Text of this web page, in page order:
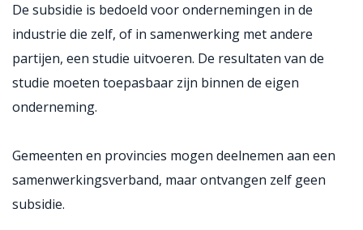
De subsidie is bedoeld voor ondernemingen in de
industrie die zelf, of in samenwerking met andere
partijen, een studie uitvoeren. De resultaten van de
studie moeten toepasbaar zijn binnen de eigen
onderneming.
Gemeenten en provincies mogen deelnemen aan een
samenwerkingsverband, maar ontvangen zelf geen
subsidie.